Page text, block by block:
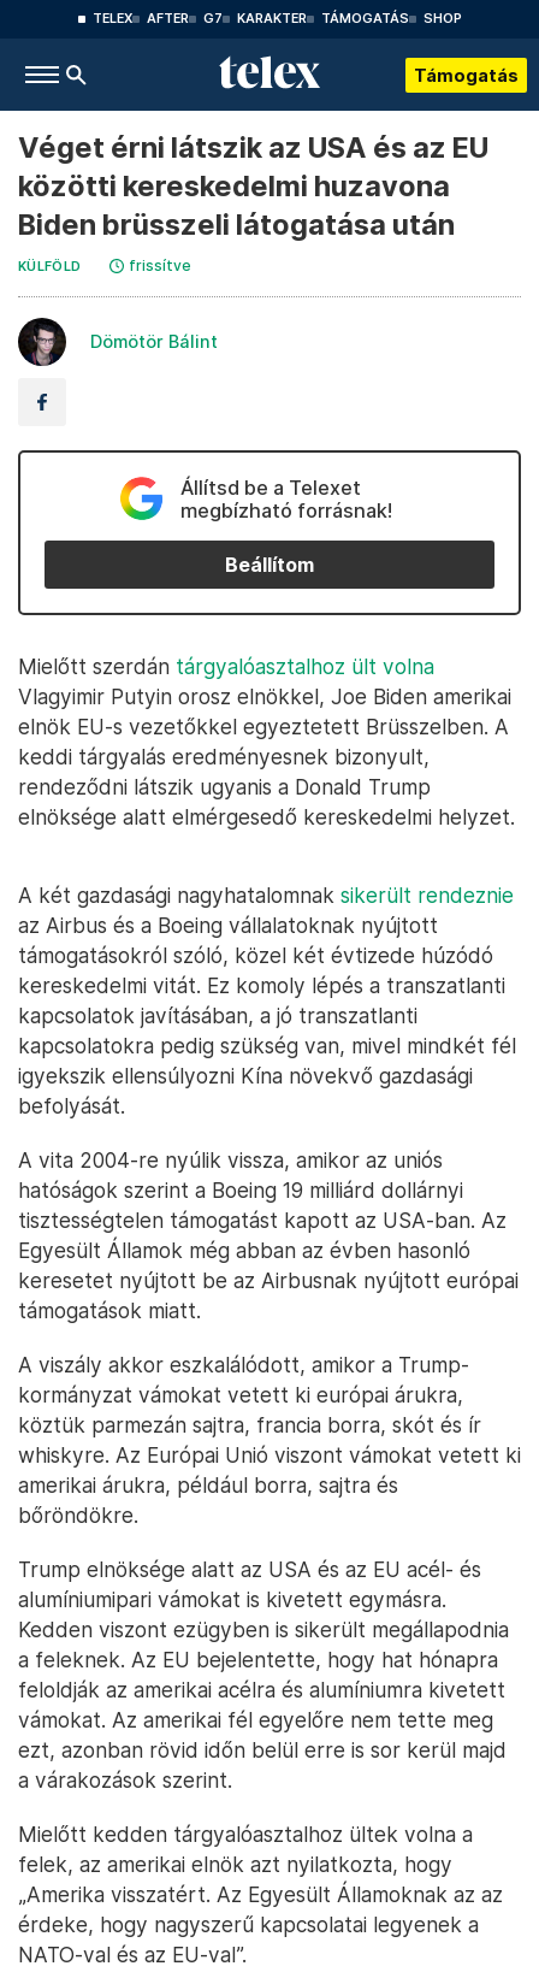
TELEX AFTER G7 KARAKTER TÁMOGATÁS SHOP
Támogatás
Véget érni látszik az USA és az EU
közötti kereskedelmi huzavona
Biden brüsszeli látogatása után
KÜLFÖLD frissítve
Dömötör Bálint
Állítsd be a Telexet
megbízható forrásnak!
Beállítom
Mielőtt szerdán tárgyalóasztalhoz ült volna
Vlagyimir Putyin orosz elnökkel, Joe Biden amerikai
elnök EU-s vezetőkkel egyeztetett Brüsszelben. A
keddi tárgyalás eredményesnek bizonyult,
rendeződni látszik ugyanis a Donald Trump
elnöksége alatt elmérgesedő kereskedelmi helyzet.
A két gazdasági nagyhatalomnak sikerült rendeznie
az Airbus és a Boeing vállalatoknak nyújtott
támogatásokról szóló, közel két évtizede húzódó
kereskedelmi vitát. Ez komoly lépés a transzatlanti
kapcsolatok javításában, a jó transzatlanti
kapcsolatokra pedig szükség van, mivel mindkét fél
igyekszik ellensúlyozni Kína növekvő gazdasági
befolyását.
A vita 2004-re nyúlik vissza, amikor az uniós
hatóságok szerint a Boeing 19 milliárd dollárnyi
tisztességtelen támogatást kapott az USA-ban. Az
Egyesült Államok még abban az évben hasonló
keresetet nyújtott be az Airbusnak nyújtott európai
támogatások miatt.
A viszály akkor eszkalálódott, amikor a Trump-
kormányzat vámokat vetett ki európai árukra,
köztük parmezán sajtra, francia borra, skót és ír
whiskyre. Az Európai Unió viszont vámokat vetett ki
amerikai árukra, például borra, sajtra és
bőröndökre.
Trump elnöksége alatt az USA és az EU acél- és
alumíniumipari vámokat is kivetett egymásra.
Kedden viszont ezügyben is sikerült megállapodnia
a feleknek. Az EU bejelentette, hogy hat hónapra
feloldják az amerikai acélra és alumíniumra kivetett
vámokat. Az amerikai fél egyelőre nem tette meg
ezt, azonban rövid időn belül erre is sor kerül majd
a várakozások szerint.
Mielőtt kedden tárgyalóasztalhoz ültek volna a
felek, az amerikai elnök azt nyilatkozta, hogy
„Amerika visszatért. Az Egyesült Államoknak az az
érdeke, hogy nagyszerű kapcsolatai legyenek a
NATO-val és az EU-val”.